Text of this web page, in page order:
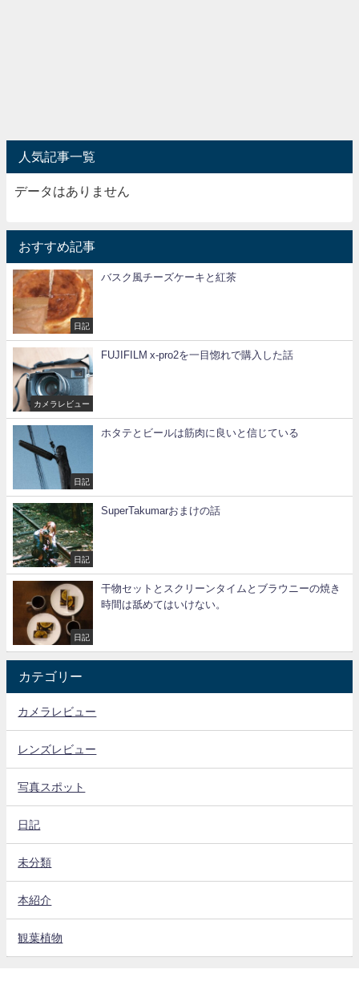
人気記事一覧
データはありません
おすすめ記事
日記
バスク風チーズケーキと紅茶
カメラレビュー
FUJIFILM x-pro2を一目惚れで購入した話
日記
ホタテとビールは筋肉に良いと信じている
日記
SuperTakumarおまけの話
日記
干物セットとスクリーンタイムとブラウニーの焼き
時間は舐めてはいけない。
カテゴリー
カメラレビュー
レンズレビュー
写真スポット
日記
未分類
本紹介
観葉植物